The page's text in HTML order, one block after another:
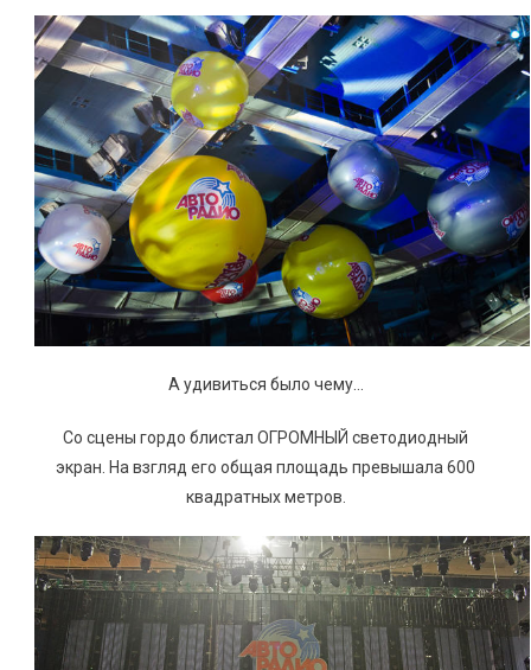
А удивиться было чему…
Со сцены гордо блистал ОГРОМНЫЙ светодиодный
экран. На взгляд его общая площадь превышала 600
квадратных метров.